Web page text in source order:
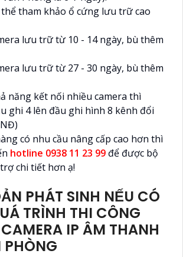
thể tham khảo ổ cứng lưu trữ cao
lưu trữ từ 10 - 14 ngày, bù thêm
lưu trữ từ 27 - 30 ngày, bù thêm
năng kết nối nhiều camera thì
ghi 4 lên đầu ghi hình 8 kênh đổi
có nhu cầu nâng cấp cao hơn thì
hotline 0938 11 23 99 để được bộ
chi tiết hơn ạ!
PHÁT SINH NẾU CÓ
TRÌNH THI CÔNG
IP ÂM THANH